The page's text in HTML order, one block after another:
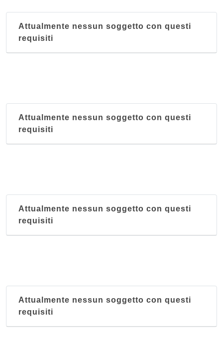
Attualmente nessun soggetto con questi
requisiti
Attualmente nessun soggetto con questi
requisiti
Attualmente nessun soggetto con questi
requisiti
Attualmente nessun soggetto con questi
requisiti